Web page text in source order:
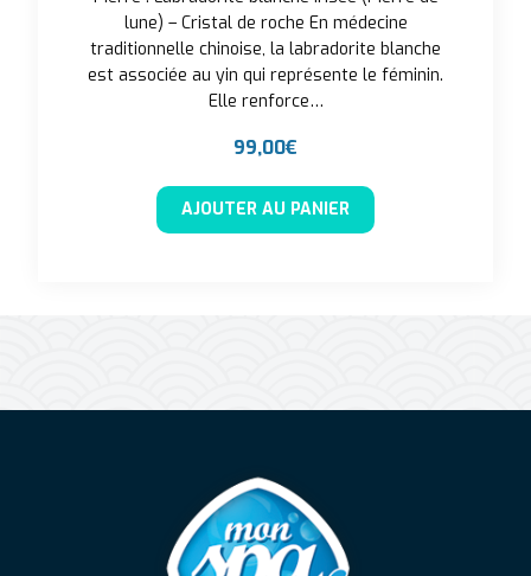
lune) – Cristal de roche En médecine
traditionnelle chinoise, la labradorite blanche
est associée au yin qui représente le féminin.
Elle renforce…
99,00€
AJOUTER AU PANIER